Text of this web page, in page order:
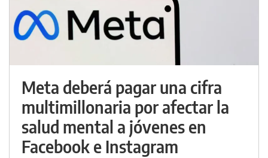
Meta deberá pagar una cifra
multimillonaria por afectar la
salud mental a jóvenes en
Facebook e Instagram